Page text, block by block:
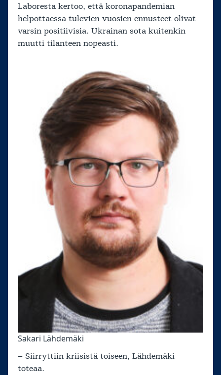
Laboresta kertoo, että koronapandemian
helpottaessa tulevien vuosien ennusteet olivat
varsin positiivisia. Ukrainan sota kuitenkin
muutti tilanteen nopeasti.
Sakari Lähdemäki
– Siirryttiin kriisistä toiseen, Lähdemäki
toteaa.